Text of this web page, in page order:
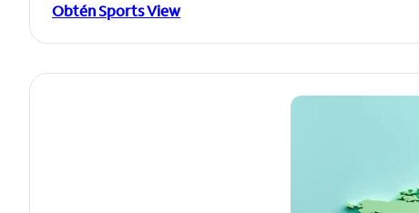
Obtén Sports View